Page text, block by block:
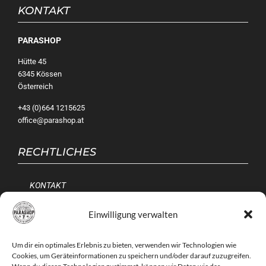
Einwilligung verwalten
Um dir ein optimales Erlebnis zu bieten, verwenden wir Technologien wie
Cookies, um Geräteinformationen zu speichern und/oder darauf zuzugreifen.
KONTAKT
PARASHOP
Hütte 45
6345 Kössen
Österreich
+43 (0)664 1215625
office@parashop.at
RECHTLICHES
KONTAKT
IMPRESSUM
DATENSCHUTZERKLÄRUNG